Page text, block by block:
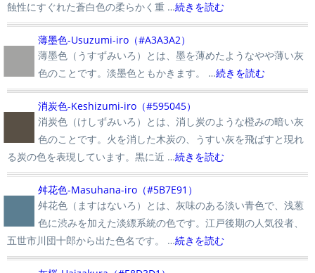
蝕性にすぐれた蒼白色の柔らかく重 …続きを読む
■薄墨色-Usuzumi-iro（#A3A3A2）
薄墨色（うすずみいろ）とは、墨を薄めたようなやや薄い灰
色のことです。淡墨色ともかきます。 …続きを読む
■消炭色-Keshizumi-iro（#595045）
消炭色（けしずみいろ）とは、消し炭のような橙みの暗い灰
色のことです。火を消した木炭の、うすい灰を飛ばすと現れ
る炭の色を表現しています。黒に近 …続きを読む
■舛花色-Masuhana-iro（#5B7E91）
舛花色（ますはないろ）とは、灰味のある淡い青色で、浅葱
色に渋みを加えた淡縹系統の色です。江戸後期の人気役者、
五世市川団十郎から出た色名です。 …続きを読む